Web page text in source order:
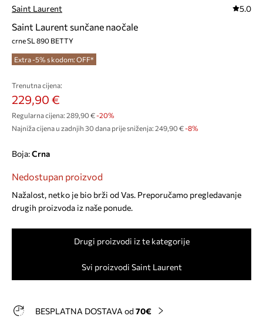
Saint Laurent 5.0
Saint Laurent sunčane naočale
crne SL 890 BETTY
Extra -5% s kodom: OFF*
Trenutna cijena:
229,90 €
Regularna cijena: 289,90 €-20%
Najniža cijena u zadnjih 30 dana prije sniženja: 249,90 € -8%
Boja: crna
Nedostupan proizvod
Nažalost, netko je bio brži od Vas. Preporučamo pregledavanje
drugih proizvoda iz naše ponude.
Drugi proizvodi iz te kategorije
Svi proizvodi Saint Laurent
BESPLATNA DOSTAVA od 70€